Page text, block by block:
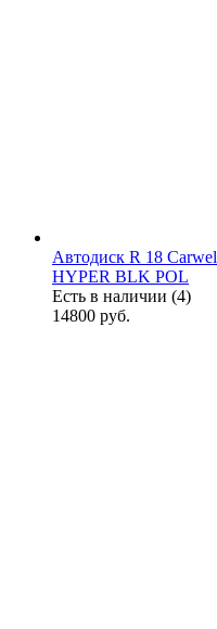
Автодиск R 18
HYPER BLK POL
Есть в наличии (4)
14800 руб.